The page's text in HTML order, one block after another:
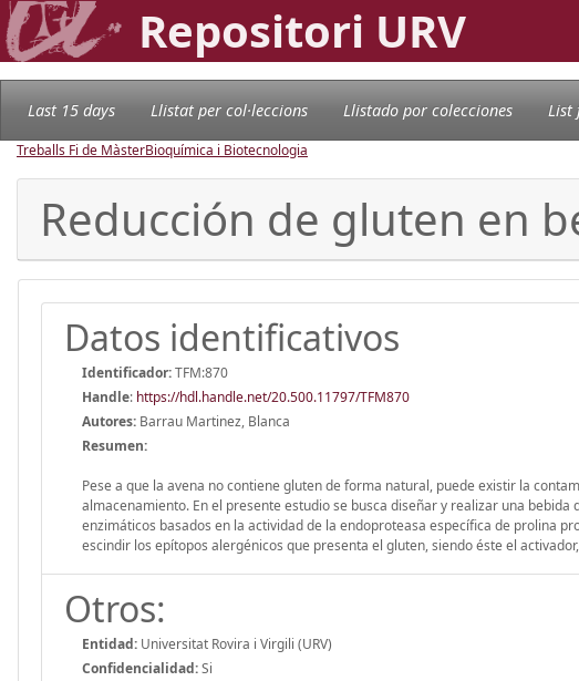
Repositori URV
Last 15 days Llistat per col·leccions Llistado por colecciones List
Treballs Fi de MàsterBioquímica i Biotecnologia
Reducción de gluten en
Datos identificativos
Identificador:TFM:870
Handle: https://hdl.handle.net/20.500.11797/TFM870
Autores: Barrau Martinez, Blanca
Resumen:
Pese a que la avena no contiene gluten de forma natural, puede existir la
almacenamiento. En el presente estudio se busca diseñar y realizar una
enzimáticos basados en la actividad de la endoproteasa específica de prolina
escindir los epítopos alergénicos que presenta el gluten, siendo éste el
Otros:
Entidad: Universitat Rovira i Virgili (URV)
Confidencialidad:Si